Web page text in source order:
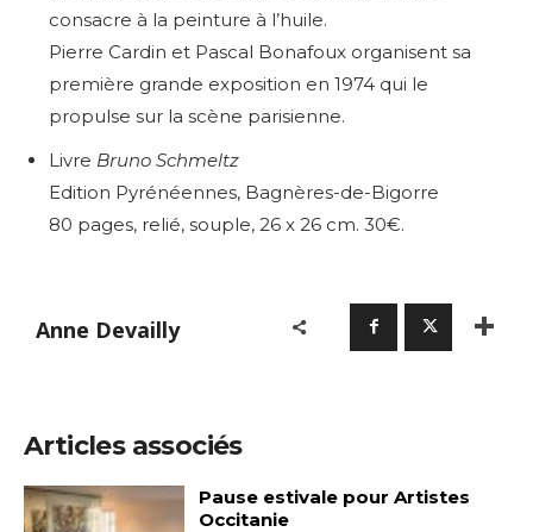
consacre à la peinture à l’huile.
Pierre Cardin et Pascal Bonafoux organisent sa
première grande exposition en 1974 qui le
propulse sur la scène parisienne.
Livre Bruno Schmeltz
Edition Pyrénéennes, Bagnères-de-Bigorre
80 pages, relié, souple, 26 x 26 cm. 30€.
Anne Devailly
Articles associés
Pause estivale pour Artistes
Occitanie